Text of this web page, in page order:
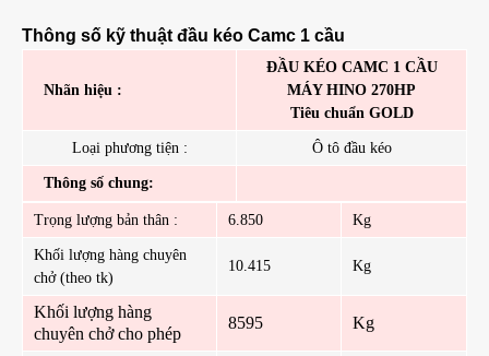
Thông số kỹ thuật đầu kéo Camc 1 cầu
Nhãn hiệu :
ĐẦU KÉO CAMC 1 CẦU
MÁY HINO 270HP
Tiêu chuẩn GOLD
Loại phương tiện : Ô tô đầu kéo
Thông số chung:
Trọng lượng bản thân : 6.850 Kg
Khối lượng hàng chuyên
chở (theo tk)
10.415 Kg
Khối lượng hàng
chuyên chở cho phép
8595 Kg